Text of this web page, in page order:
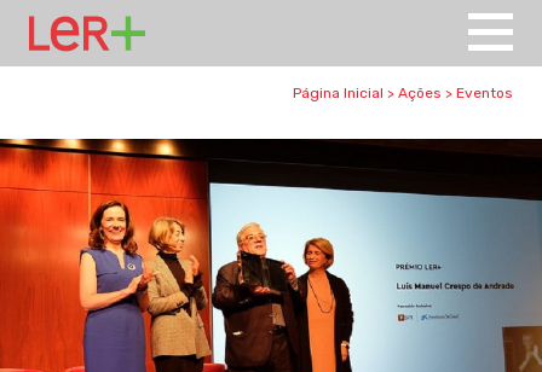
Página Inicial > Ações > Eventos